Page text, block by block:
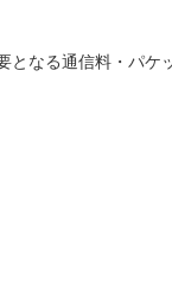
となる通信料・パケ